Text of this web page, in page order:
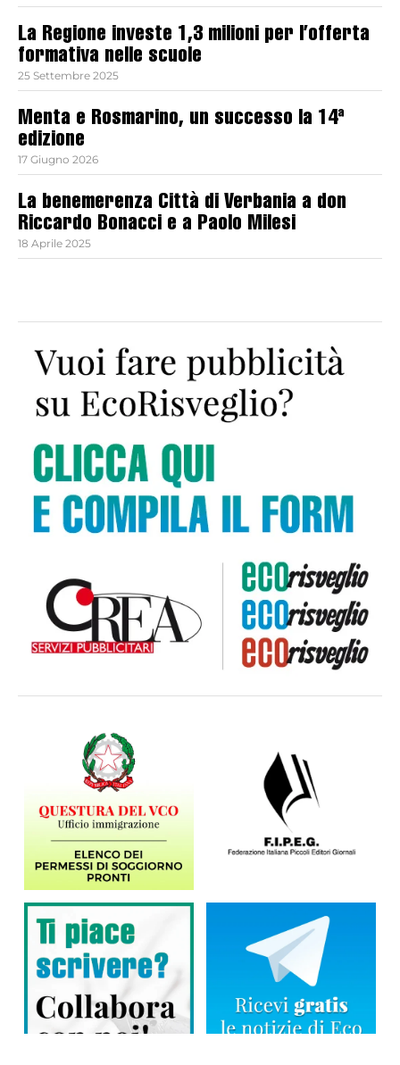
La Regione investe 1,3 milioni per l’offerta
formativa nelle scuole
25 Settembre 2025
Menta e Rosmarino, un successo la 14ª
edizione
17 Giugno 2026
La benemerenza Città di Verbania a don
Riccardo Bonacci e a Paolo Milesi
18 Aprile 2025